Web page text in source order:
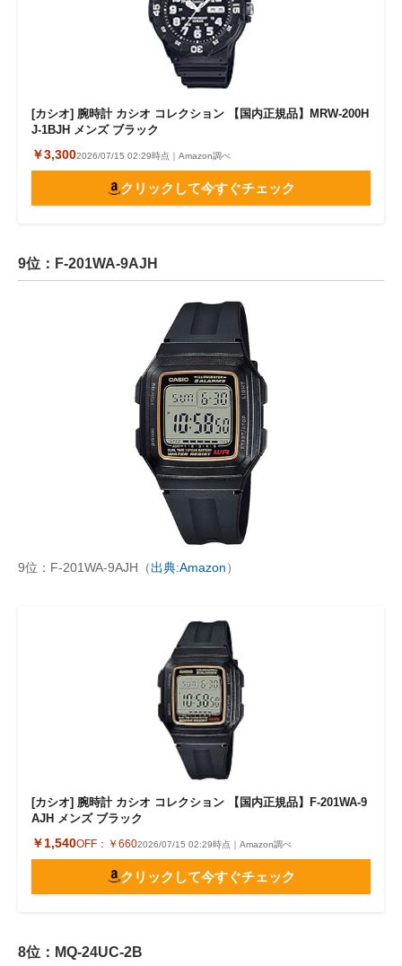
[カシオ] 腕時計 カシオ コレクション 【国内正規品】MRW-200H
J-1BJH メンズ ブラック
￥3,3002026/07/15 02:29時点｜Amazon調べ
クリックして今すぐチェック
9位：F-201WA-9AJH
9位：F-201WA-9AJH（出典:Amazon）
[カシオ] 腕時計 カシオ コレクション 【国内正規品】F-201WA-9
AJH メンズ ブラック
￥1,540OFF： ￥6602026/07/15 02:29時点｜Amazon調べ
クリックして今すぐチェック
8位：MQ-24UC-2B